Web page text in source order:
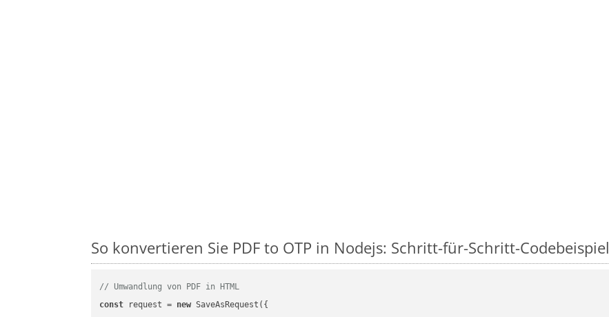
So konvertieren Sie PDF to OTP in Nodejs: Schritt-für-Schritt-Codebeispiel
// Umwandlung von PDF in HTML
const request = new SaveAsRequest({